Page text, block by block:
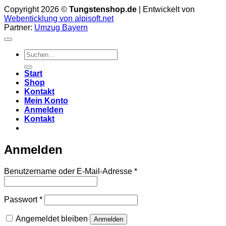
Copyright 2026 © Tungstenshop.de | Entwickelt von
Webenticklung von alpisoft.net
Partner: Umzug Bayern
Suche
nach:
Start
Shop
Kontakt
Mein Konto
Anmelden
Kontakt
Anmelden
Benutzername oder E-Mail-Adresse *Erforderlich
Passwort*Erforderlich
Angemeldet bleiben Anmelden